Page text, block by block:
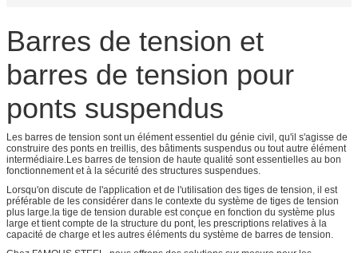
Barres de tension et
barres de tension pour
ponts suspendus
Les barres de tension sont un élément essentiel du génie civil, qu'il s'agisse de
construire des ponts en treillis, des bâtiments suspendus ou tout autre élément
intermédiaire.Les barres de tension de haute qualité sont essentielles au bon
fonctionnement et à la sécurité des structures suspendues.
Lorsqu'on discute de l'application et de l'utilisation des tiges de tension, il est
préférable de les considérer dans le contexte du système de tiges de tension
plus large.la tige de tension durable est conçue en fonction du système plus
large et tient compte de la structure du pont, les prescriptions relatives à la
capacité de charge et les autres éléments du système de barres de tension.